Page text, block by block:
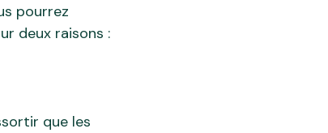
pourrez
deux raisons :
que les